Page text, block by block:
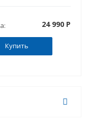
24 990 P
Купить